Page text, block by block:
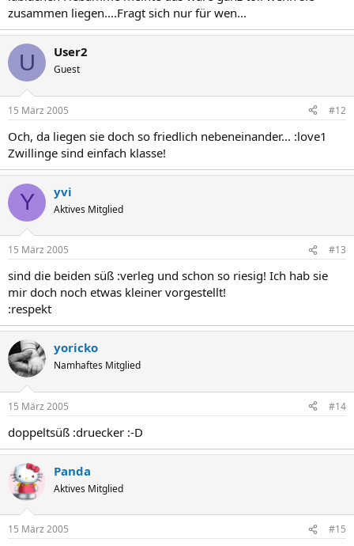
zusammen liegen....Fragt sich nur für wen...
U User2
Guest
15 März 2005 #12
Och, da liegen sie doch so friedlich nebeneinander... :love1
Zwillinge sind einfach klasse!
Y yvi
Aktives Mitglied
15 März 2005 #13
sind die beiden süß :verleg und schon so riesig! Ich hab sie
mir doch noch etwas kleiner vorgestellt!
:respekt
yoricko
Namhaftes Mitglied
15 März 2005 #14
doppeltsüß :druecker :-D
Panda
Aktives Mitglied
15 März 2005 #15